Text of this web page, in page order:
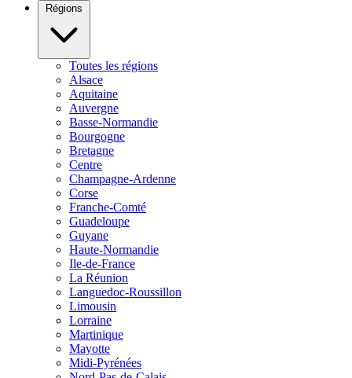
Régions
Toutes les régions
Alsace
Aquitaine
Auvergne
Basse-Normandie
Bourgogne
Bretagne
Centre
Champagne-Ardenne
Corse
Franche-Comté
Guadeloupe
Guyane
Haute-Normandie
Ile-de-France
La Réunion
Languedoc-Roussillon
Limousin
Lorraine
Martinique
Mayotte
Midi-Pyrénées